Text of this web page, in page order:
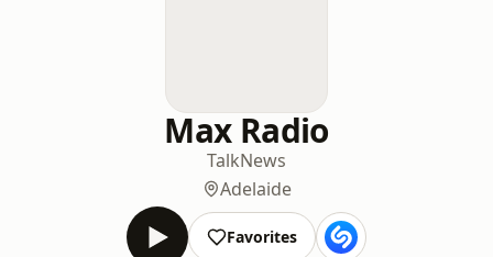
Max Radio
TalkNews
Adelaide
Favorites